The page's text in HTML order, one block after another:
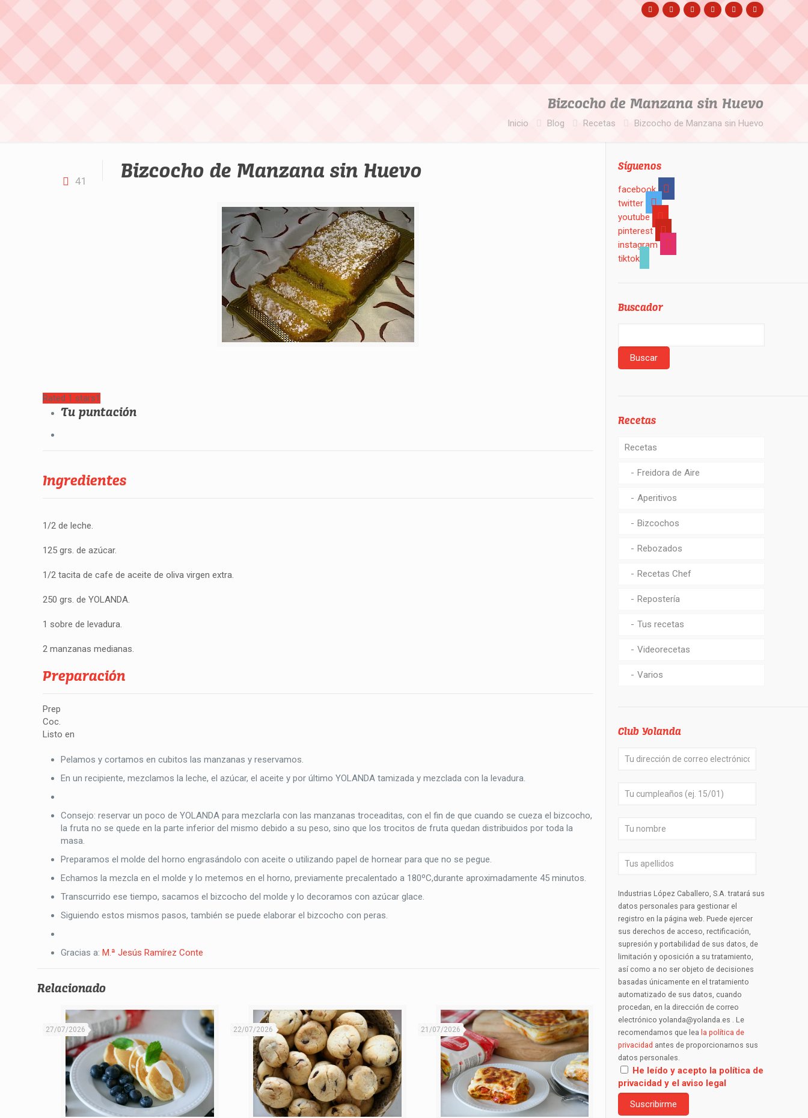
Bizcocho de Manzana sin Huevo
Inicio Blog Recetas Bizcocho de Manzana sin Huevo
41 Bizcocho de Manzana sin Huevo
Rated 1 stars1
Tu puntación
Ingredientes
1/2 de leche.
125 grs. de azúcar.
1/2 tacita de cafe de aceite de oliva virgen extra.
250 grs. de YOLANDA.
1 sobre de levadura.
2 manzanas medianas.
Preparación
Prep
Coc.
Listo en
Pelamos y cortamos en cubitos las manzanas y reservamos.
En un recipiente, mezclamos la leche, el azúcar, el aceite y por último YOLANDA tamizada y mezclada con la levadura.
Consejo: reservar un poco de YOLANDA para mezclarla con las manzanas troceaditas, con el fin de que cuando se cueza el bizcocho,
la fruta no se quede en la parte inferior del mismo debido a su peso, sino que los trocitos de fruta quedan distribuidos por toda la
masa.
Preparamos el molde del horno engrasándolo con aceite o utilizando papel de hornear para que no se pegue.
Echamos la mezcla en el molde y lo metemos en el horno, previamente precalentado a 180ºC,durante aproximadamente 45 minutos.
Transcurrido ese tiempo, sacamos el bizcocho del molde y lo decoramos con azúcar glace.
Siguiendo estos mismos pasos, también se puede elaborar el bizcocho con peras.
Gracias a:M.ª Jesús Ramírez Conte
Relacionado
27/07/2026 22/07/2026 21/07/2026
Síguenos
facebook
twitter
youtube
pinterest
instagram
tiktok
Buscador
Recetas
Recetas
Freidora de Aire
Aperitivos
Bizcochos
Rebozados
Recetas Chef
Repostería
Tus recetas
Videorecetas
Varios
Club Yolanda
Industrias López Caballero, S.A. tratará sus
datos personales para gestionar el
registro en la página web. Puede ejercer
sus derechos de acceso, rectificación,
supresión y portabilidad de sus datos, de
limitación y oposición a su tratamiento,
así como a no ser objeto de decisiones
basadas únicamente en el tratamiento
automatizado de sus datos, cuando
procedan, en la dirección de correo
electrónico yolanda@yolanda.es . Le
recomendamos que lea la política de
privacidad antes de proporcionarnos sus
datos personales.
He leído y acepto la política de
privacidad y el aviso legal